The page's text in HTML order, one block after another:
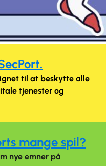
til at beskytte alle
tjenester og
mange spil?
nye emner på